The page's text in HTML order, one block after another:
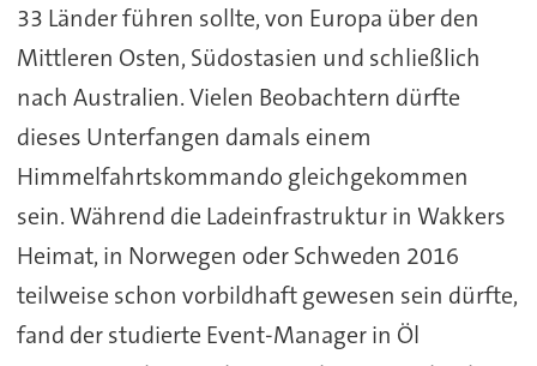
33 Länder führen sollte, von Europa über den
Mittleren Osten, Südostasien und schließlich
nach Australien. Vielen Beobachtern dürfte
dieses Unterfangen damals einem
Himmelfahrtskommando gleichgekommen
sein. Während die Ladeinfrastruktur in Wakkers
Heimat, in Norwegen oder Schweden 2016
teilweise schon vorbildhaft gewesen sein dürfte,
fand der studierte Event-Manager in Öl